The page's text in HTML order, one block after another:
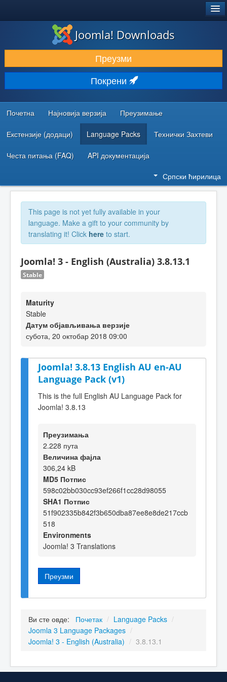
ПРЕУЗИМАЊЕ И ПРОШИРЕЊА (ЕКСТЕНЗИЈЕ)
ОТКРИЈТЕ И НАУЧИТЕ
ЗАЈЕДНИЦА И ПОДРШКА
РЕСУРСИ ЗА РАЗВОЈ
Joomla! Downloads
Преузми
Покрени
Почетна Најновија верзија Преузимање
Екстензије (додаци) Language Packs Технички Захтеви
Честа питања (FAQ) API документација
Српски ћирилица
This page is not yet fully available in your
language. Make a gift to your community by
translating it! Click here to start.
Joomla! 3 - English (Australia) 3.8.13.1
Stable
Maturity
Stable
Датум објављивања верзије
субота, 20 октобар 2018 09:00
Joomla! 3.8.13 English AU en-AU
Language Pack (v1)
This is the full English AU Language Pack for
Joomla! 3.8.13
Преузимања
2.228 пута
Величина фајла
306,24 kB
MD5 Потпис
598c02bb030cc93ef266f1cc28d98055
SHA1 Потпис
51f902335b842f3b650dba87ee8e8de217ccb
518
Environments
Joomla! 3 Translations
Преузми
Ви сте овде: Почетак / Language Packs /
Joomla 3 Language Packages /
Joomla! 3 - English (Australia) / 3.8.13.1